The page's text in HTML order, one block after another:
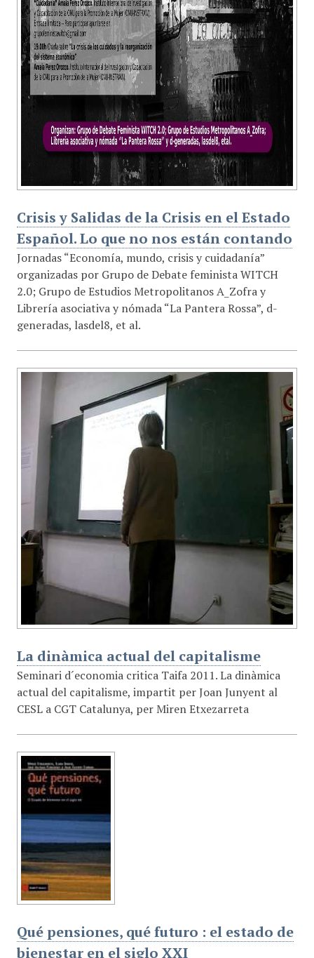
Crisis y Salidas de la Crisis en el Estado
Español. Lo que no nos están contando
Jornadas “Economía, mundo, crisis y cuidadanía”
organizadas por Grupo de Debate feminista WITCH
2.0; Grupo de Estudios Metropolitanos A_Zofra y
Librería asociativa y nómada “La Pantera Rossa”, d-
generadas, lasdel8, et al.
La dinàmica actual del capitalisme
Seminari d´economia critica Taifa 2011. La dinàmica
actual del capitalisme, impartit per Joan Junyent al
CESL a CGT Catalunya, per Miren Etxezarreta
Qué pensiones, qué futuro : el estado de
bienestar en el siglo XXI